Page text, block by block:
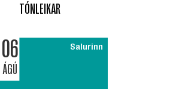
TÓNLEIKAR
06
ÁGÚ
Salurinn